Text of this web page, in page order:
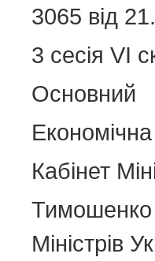
3065 від
3 сесія VI
Основний
Кабінет
Тимошенко
Міністрів